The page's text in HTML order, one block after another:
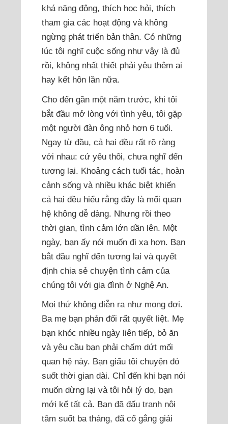
khá năng động, thích học hỏi, thích
tham gia các hoạt động và không
ngừng phát triển bản thân. Có những
lúc tôi nghĩ cuộc sống như vậy là đủ
rồi, không nhất thiết phải yêu thêm ai
hay kết hôn lần nữa.
Cho đến gần một năm trước, khi tôi
bắt đầu mở lòng với tình yêu, tôi gặp
một người đàn ông nhỏ hơn 6 tuổi.
Ngay từ đầu, cả hai đều rất rõ ràng
với nhau: cứ yêu thôi, chưa nghĩ đến
tương lai. Khoảng cách tuổi tác, hoàn
cảnh sống và nhiều khác biệt khiến
cả hai đều hiểu rằng đây là mối quan
hệ không dễ dàng. Nhưng rồi theo
thời gian, tình cảm lớn dần lên. Một
ngày, bạn ấy nói muốn đi xa hơn. Bạn
bắt đầu nghĩ đến tương lai và quyết
định chia sẻ chuyện tình cảm của
chúng tôi với gia đình ở Nghệ An.
Mọi thứ không diễn ra như mong đợi.
Ba mẹ bạn phản đối rất quyết liệt. Mẹ
bạn khóc nhiều ngày liên tiếp, bỏ ăn
và yêu cầu bạn phải chấm dứt mối
quan hệ này. Bạn giấu tôi chuyện đó
suốt thời gian dài. Chỉ đến khi bạn nói
muốn dừng lại và tôi hỏi lý do, bạn
mới kể tất cả. Bạn đã đấu tranh nội
tâm suốt ba tháng, đã cố gắng giải